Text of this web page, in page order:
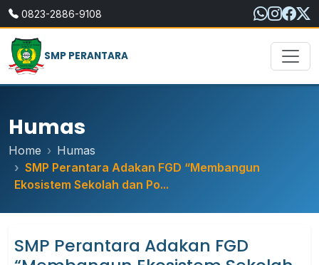
0823-2886-9108
SMP PERANTARA
Humas
Home
Humas
SMP Perantara Adakan FGD “Membangun
Ekosistem Sekolah dan Po...
SMP Perantara Adakan FGD